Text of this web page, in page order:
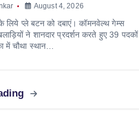
August 4, 2026
प्ले बटन को दबाएं। कॉमनवेल्थ गेम्स
ने शानदार प्रदर्शन करते हुए 39 पदकों
में चौथा स्थान…